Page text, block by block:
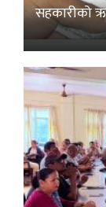
सहकारीको